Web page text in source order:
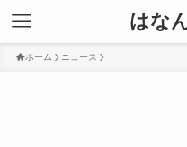
はな
ホーム ニュース